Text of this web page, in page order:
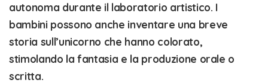
autonoma durante il laboratorio artistico. I
bambini possono anche inventare una breve
storia sull’unicorno che hanno colorato,
stimolando la fantasia e la produzione orale o
scritta.